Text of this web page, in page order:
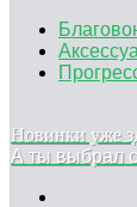
Новинки уже
А ты выбрал